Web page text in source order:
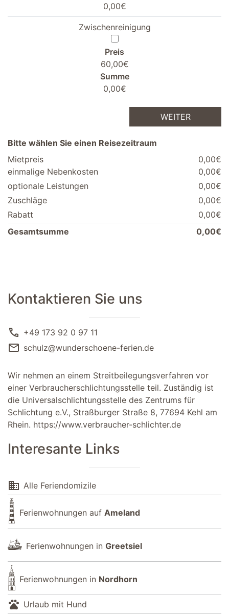
0,00€
Zwischenreinigung
Preis
60,00€
Summe
0,00€
WEITER
Bitte wählen Sie einen Reisezeitraum
Mietpreis
0,00€
einmalige Nebenkosten
0,00€
optionale Leistungen
0,00€
Zuschläge
0,00€
Rabatt
0,00€
Gesamtsumme
0,00€
Kontaktieren Sie uns
call +49 173 92 0 97 11
mail schulz@wunderschoene-ferien.de
Wir nehmen an einem Streitbeilegungsverfahren vor
einer Verbraucherschlichtungsstelle teil. Zuständig ist
die Universalschlichtungsstelle des Zentrums für
Schlichtung e.V., Straßburger Straße 8, 77694 Kehl am
Rhein. https://www.verbraucher-schlichter.de
Interesante Links
domain Alle Feriendomizile
Ferienwohnungen auf Ameland
Ferienwohnungen in Greetsiel
Ferienwohnungen in Nordhorn
pets Urlaub mit Hund